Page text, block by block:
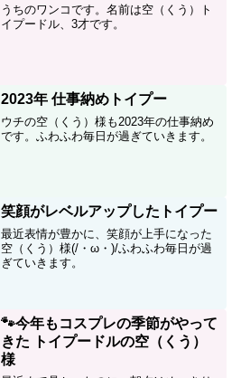
うちのワンコです。名前は空（くう）ト
イプードル、3才です。
2023年 仕事納めトイプー
ウチの空（くう）様も2023年の仕事納め
です。ふわふわ毎日が過ぎていきます。
笑顔がレベルアップしたトイプー
最近表情が豊かに、笑顔が上手になった
空（くう）様(/・ω・)/ふわふわ毎日が過
ぎていきます。
🐾今年もコスプレの季節がやって
きた トイプードルの空（くう）
様